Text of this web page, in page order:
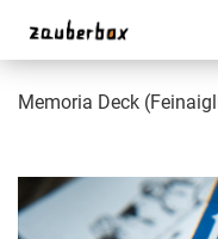
Memoria Deck